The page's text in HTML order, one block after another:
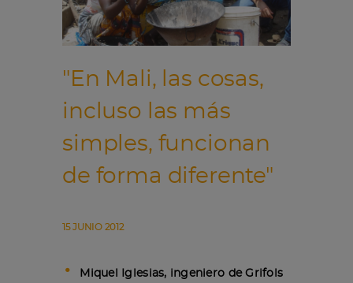
"En Mali, las cosas,
incluso las más
simples, funcionan
de forma diferente"
15 JUNIO 2012
Miquel Iglesias, ingeniero de Grifols